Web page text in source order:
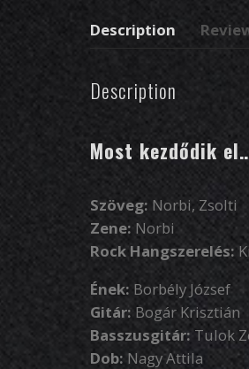
Description
Description
Most kezdődik
Szöveg: Norbi, Zsolti
Zene: Norbi
Rock Hangszerelés:
Ének: Borbély József
Gitár: Bogár Krisztián
Basszusgitár: Tulok
Dob: Nagy Attila